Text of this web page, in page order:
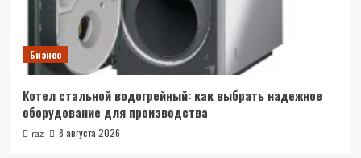
Бизнес
Котел стальной водогрейный: как выбрать надежное
оборудование для производства
raz 8 августа 2026